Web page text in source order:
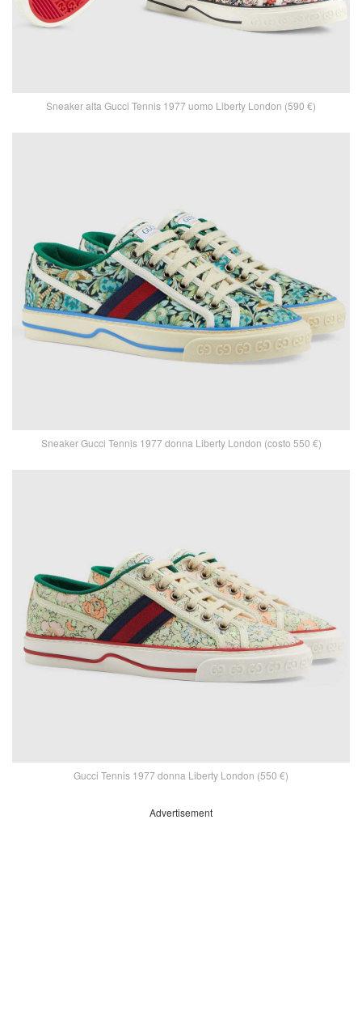
Sneaker alta Gucci Tennis 1977 uomo Liberty London (590 €)
Sneaker Gucci Tennis 1977 donna Liberty London (costo 550 €)
Gucci Tennis 1977 donna Liberty London (550 €)
Advertisement